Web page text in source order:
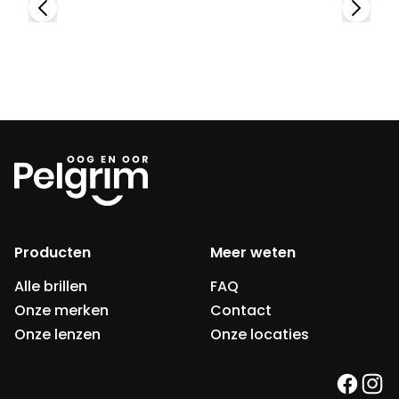
Producten
Alle brillen
Onze merken
Onze lenzen
Meer weten
FAQ
Contact
Onze locaties